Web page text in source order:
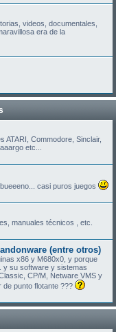
videos, documentales,
era de la
ATARI, Commodore, Sinclair,
etc...
casi puros juegos
manuales técnicos , etc.
(entre otros)
x86 y M680x0, y porque
y su software y sistemas
CP/M, Netware VMS y
punto flotante ???